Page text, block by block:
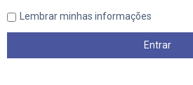
Lembrar minhas informações